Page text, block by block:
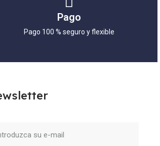
Pago
Pago 100 % seguro y flexible